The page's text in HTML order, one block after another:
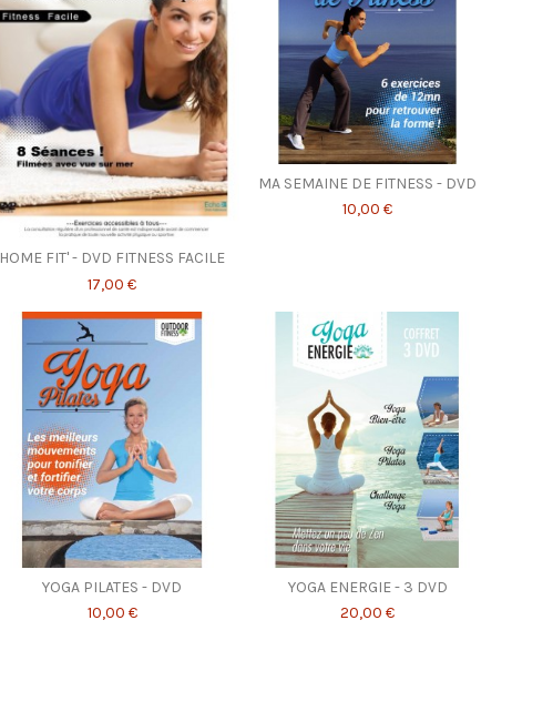
HOME FIT' - DVD FITNESS FACILE
17,00 €
MA SEMAINE DE FITNESS - DVD
10,00 €
YOGA PILATES - DVD
10,00 €
YOGA ENERGIE - 3 DVD
20,00 €